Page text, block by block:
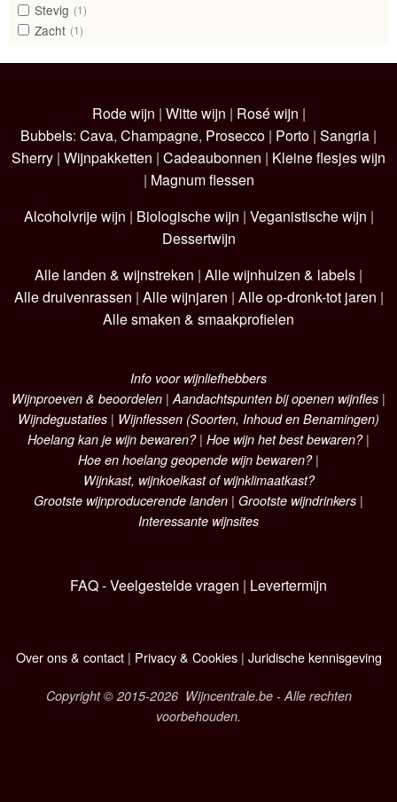
Stevig (1)
Zacht (1)
Rode wijn | Witte wijn | Rosé wijn |
Bubbels: Cava, Champagne, Prosecco | Porto | Sangria |
Sherry | Wijnpakketten | Cadeaubonnen | Kleine flesjes wijn
| Magnum flessen
Alcoholvrije wijn | Biologische wijn | Veganistische wijn |
Dessertwijn
Alle landen & wijnstreken | Alle wijnhuizen & labels |
Alle druivenrassen | Alle wijnjaren | Alle op-dronk-tot jaren |
Alle smaken & smaakprofielen
Info voor wijnliefhebbers
Wijnproeven & beoordelen | Aandachtspunten bij openen wijnfles |
Wijndegustaties | Wijnflessen (Soorten, Inhoud en Benamingen)
Hoelang kan je wijn bewaren?| Hoe wijn het best bewaren?|
Hoe en hoelang geopende wijn bewaren?|
Wijnkast, wijnkoelkast of wijnklimaatkast?
Grootste wijnproducerende landen | Grootste wijndrinkers |
Interessante wijnsites
FAQ - Veelgestelde vragen | Levertermijn
Over ons & contact| Privacy & Cookies| Juridische kennisgeving
Copyright © 2015-2026 Wijncentrale.be - Alle rechten
voorbehouden.